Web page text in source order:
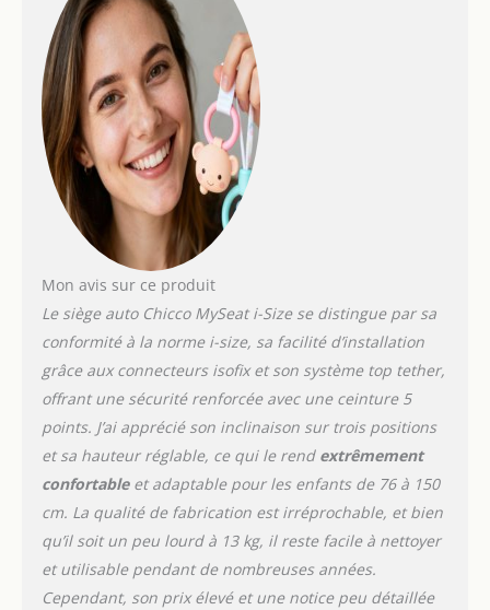
compagnon de voyage
idéal pendant des
années INSTALLATION
FACILE : Le système Isofix
avec Top Tether et les
harnais intégrés jusqu'à
105 cm garantissent une
installation simple et
rapide du siège. A partir
de 100 cm de hauteur,
RÉDUCTEUR INCLUS : Le
réducteur pratique inclus
assure le bon confort
pour les jeunes enfants
Mon avis sur ce produit
Le siège auto Chicco MySeat i-Size se distingue par sa
conformité à la norme i-size, sa facilité d’installation
grâce aux connecteurs isofix et son système top tether,
offrant une sécurité renforcée avec une ceinture 5
points. J’ai apprécié son inclinaison sur trois positions
et sa hauteur réglable, ce qui le rend extrêmement
confortableet adaptable pour les enfants de 76 à 150
cm. La qualité de fabrication est irréprochable, et bien
qu’il soit un peu lourd à 13 kg, il reste facile à nettoyer
et utilisable pendant de nombreuses années.
Cependant, son prix élevé et une notice peu détaillée